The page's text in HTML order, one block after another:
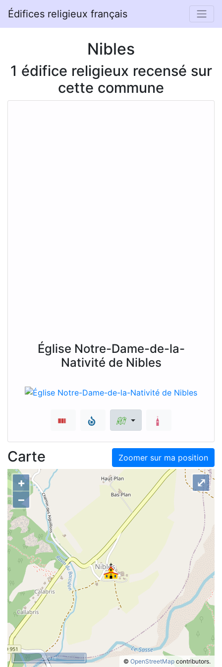
Édifices religieux français
Nibles
1 édifice religieux recensé sur
cette commune
Église Notre-Dame-de-la-
Nativité de Nibles
Zoomer sur ma position
Carte
+
–
© OpenStreetMap contributors.
⤢
500 m